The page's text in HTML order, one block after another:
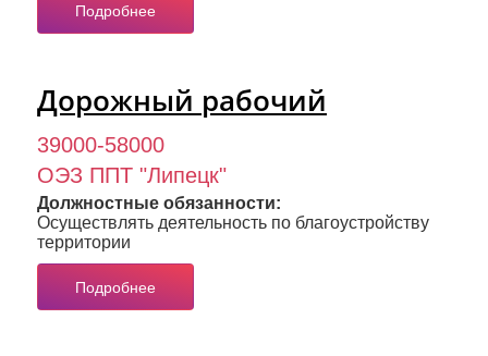
Подробнее
Дорожный рабочий
39000-58000
ОЭЗ ППТ "Липецк"
Должностные обязанности:
Осуществлять деятельность по благоустройству
территории
Подробнее